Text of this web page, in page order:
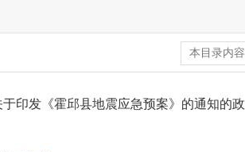
印发《霍邱县地震应急预案》的通知的政